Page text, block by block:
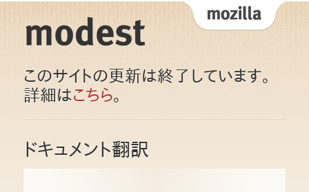
このサイトの更新は終了しています。
詳細はこちら。
ドキュメント翻訳